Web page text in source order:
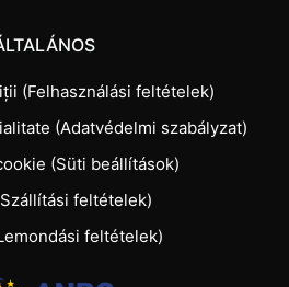
(Felhasználási feltételek)
(Adatvédelmi szabályzat)
(Süti beállítások)
feltételek)
feltételek)